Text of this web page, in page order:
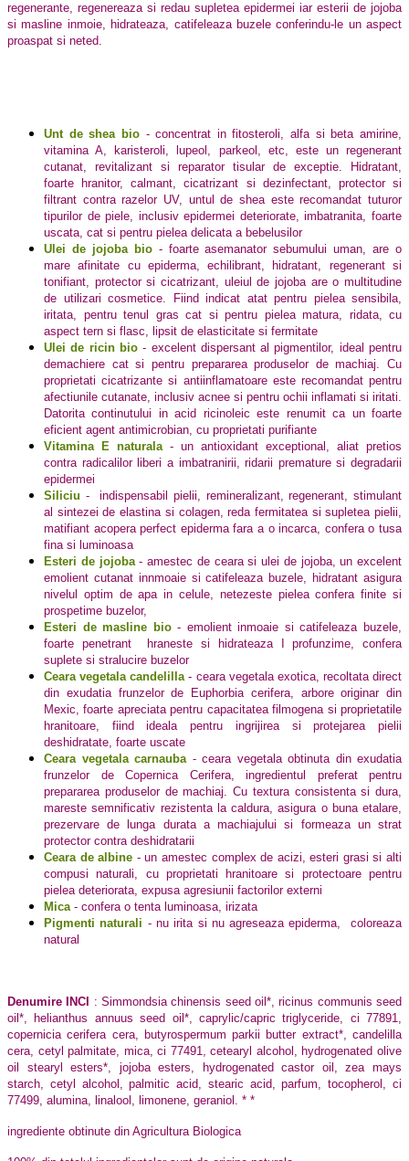
regenerante, regenereaza si redau supletea epidermei iar esterii de jojoba
si masline inmoie, hidrateaza, catifeleaza buzele conferindu-le un aspect
proaspat si neted.
Unt de shea bio- concentrat in fitosteroli, alfa si beta amirine,
vitamina A, karisteroli, lupeol, parkeol, etc, este un regenerant
cutanat, revitalizant si reparator tisular de exceptie. Hidratant,
foarte hranitor, calmant, cicatrizant si dezinfectant, protector si
filtrant contra razelor UV, untul de shea este recomandat tuturor
tipurilor de piele, inclusiv epidermei deteriorate, imbatranita, foarte
uscata, cat si pentru pielea delicata a bebelusilor
Ulei de jojoba bio - foarte asemanator sebumului uman, are o
mare afinitate cu epiderma, echilibrant, hidratant, regenerant si
tonifiant, protector si cicatrizant, uleiul de jojoba are o multitudine
de utilizari cosmetice. Fiind indicat atat pentru pielea sensibila,
iritata, pentru tenul gras cat si pentru pielea matura, ridata, cu
aspect tern si flasc, lipsit de elasticitate si fermitate
Ulei de ricin bio- excelent dispersant al pigmentilor, ideal pentru
demachiere cat si pentru prepararea produselor de machiaj. Cu
proprietati cicatrizante si antiinflamatoare este recomandat pentru
afectiunile cutanate, inclusiv acnee si pentru ochii inflamati si iritati.
Datorita continutului in acid ricinoleic este renumit ca un foarte
eficient agent antimicrobian, cu proprietati purifiante
Vitamina E naturala- un antioxidant exceptional, aliat pretios
contra radicalilor liberi a imbatranirii, ridarii premature si degradarii
epidermei
Siliciu -
indispensabil pielii, remineralizant, regenerant, stimulant
al sintezei de elastina si colagen, reda fermitatea si supletea pielii,
matifiant acopera perfect epiderma fara a o incarca, confera o tusa
fina si luminoasa
Esteri de jojoba- amestec de ceara si ulei de jojoba, un excelent
emolient cutanat innmoaie si catifeleaza buzele, hidratant asigura
nivelul optim de apa in celule, netezeste pielea confera finite si
prospetime buzelor,
Esteri de masline bio- emolient inmoaie si catifeleaza buzele,
foarte penetrant
hraneste si hidrateaza I profunzime, confera
suplete si stralucire buzelor
Ceara vegetala candelilla- ceara vegetala exotica, recoltata direct
din exudatia frunzelor de Euphorbia cerifera, arbore originar din
Mexic, foarte apreciata pentru capacitatea filmogena si proprietatile
hranitoare, fiind ideala pentru ingrijirea si protejarea pielii
deshidratate, foarte uscate
Ceara vegetala carnauba- ceara vegetala obtinuta din exudatia
frunzelor de Copernica Cerifera, ingredientul preferat pentru
prepararea produselor de machiaj. Cu textura consistenta si dura,
mareste semnificativ rezistenta la caldura, asigura o buna etalare,
prezervare de lunga durata a machiajului si formeaza un strat
protector contra deshidratarii
Ceara de albine - un amestec complex de acizi, esteri grasi si alti
compusi naturali, cu proprietati hranitoare si protectoare pentru
pielea deteriorata, expusa agresiunii factorilor externi
Mica- confera o tenta luminoasa, irizata
Pigmenti naturali - nu irita si nu agreseaza epiderma,
coloreaza
natural
Denumire INCI
: Simmondsia chinensis seed oil*, ricinus communis seed
oil*, helianthus annuus seed oil*, caprylic/capric triglyceride, ci 77891,
copernicia cerifera cera, butyrospermum parkii butter extract*, candelilla
cera, cetyl palmitate, mica, ci 77491, cetearyl alcohol, hydrogenated olive
oil stearyl esters*, jojoba esters, hydrogenated castor oil, zea mays
starch, cetyl alcohol, palmitic acid, stearic acid, parfum, tocopherol, ci
77499, alumina, linalool, limonene, geraniol. * *
ingrediente obtinute din Agricultura Biologica